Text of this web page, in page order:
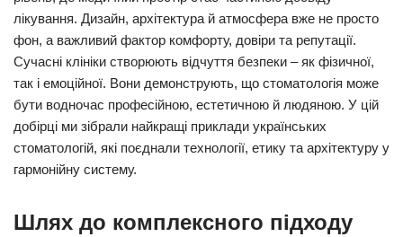
лікування. Дизайн, архітектура й атмосфера вже не просто
фон, а важливий фактор комфорту, довіри та репутації.
Сучасні клініки створюють відчуття безпеки – як фізичної,
так і емоційної. Вони демонструють, що стоматологія може
бути водночас професійною, естетичною й людяною. У цій
добірці ми зібрали найкращі приклади українських
стоматологій, які поєднали технології, етику та архітектуру у
гармонійну систему.
Шлях до комплексного підходу